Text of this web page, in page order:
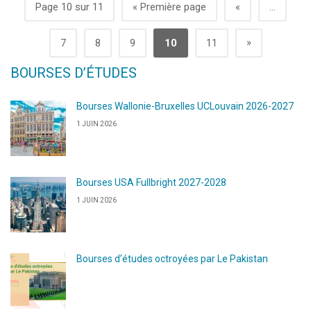
Page 10 sur 11 « Première page « ...
7 8 9 10 11 »
BOURSES D’ÉTUDES
Bourses Wallonie-Bruxelles UCLouvain 2026-2027
1 JUIN 2026
Bourses USA Fullbright 2027-2028
1 JUIN 2026
Bourses d’études octroyées par Le Pakistan